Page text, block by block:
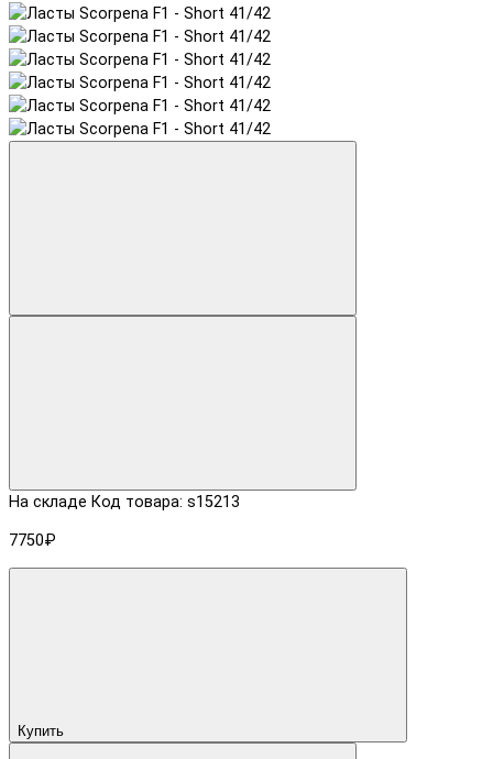
На складе Код товара: s15213
7750₽
Купить